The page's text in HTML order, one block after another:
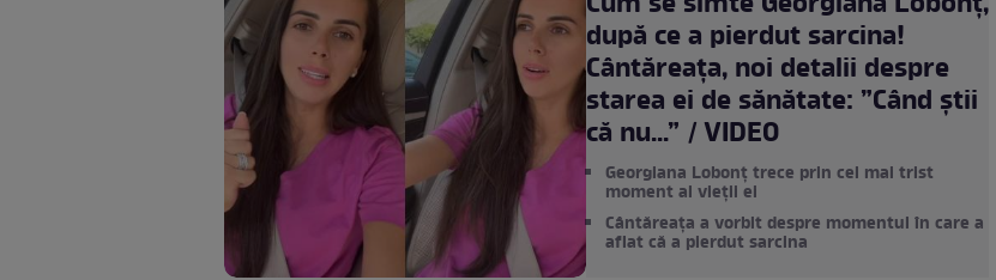
după ce a pierdut sarcina!
Cântăreața, noi detalii despre
starea ei de sănătate: ”Când știi
că nu...” / VIDEO
Georgiana Lobonț trece prin cel mai trist
moment al vieții ei
Cântăreața a vorbit despre momentul în care a
aflat că a pierdut sarcina